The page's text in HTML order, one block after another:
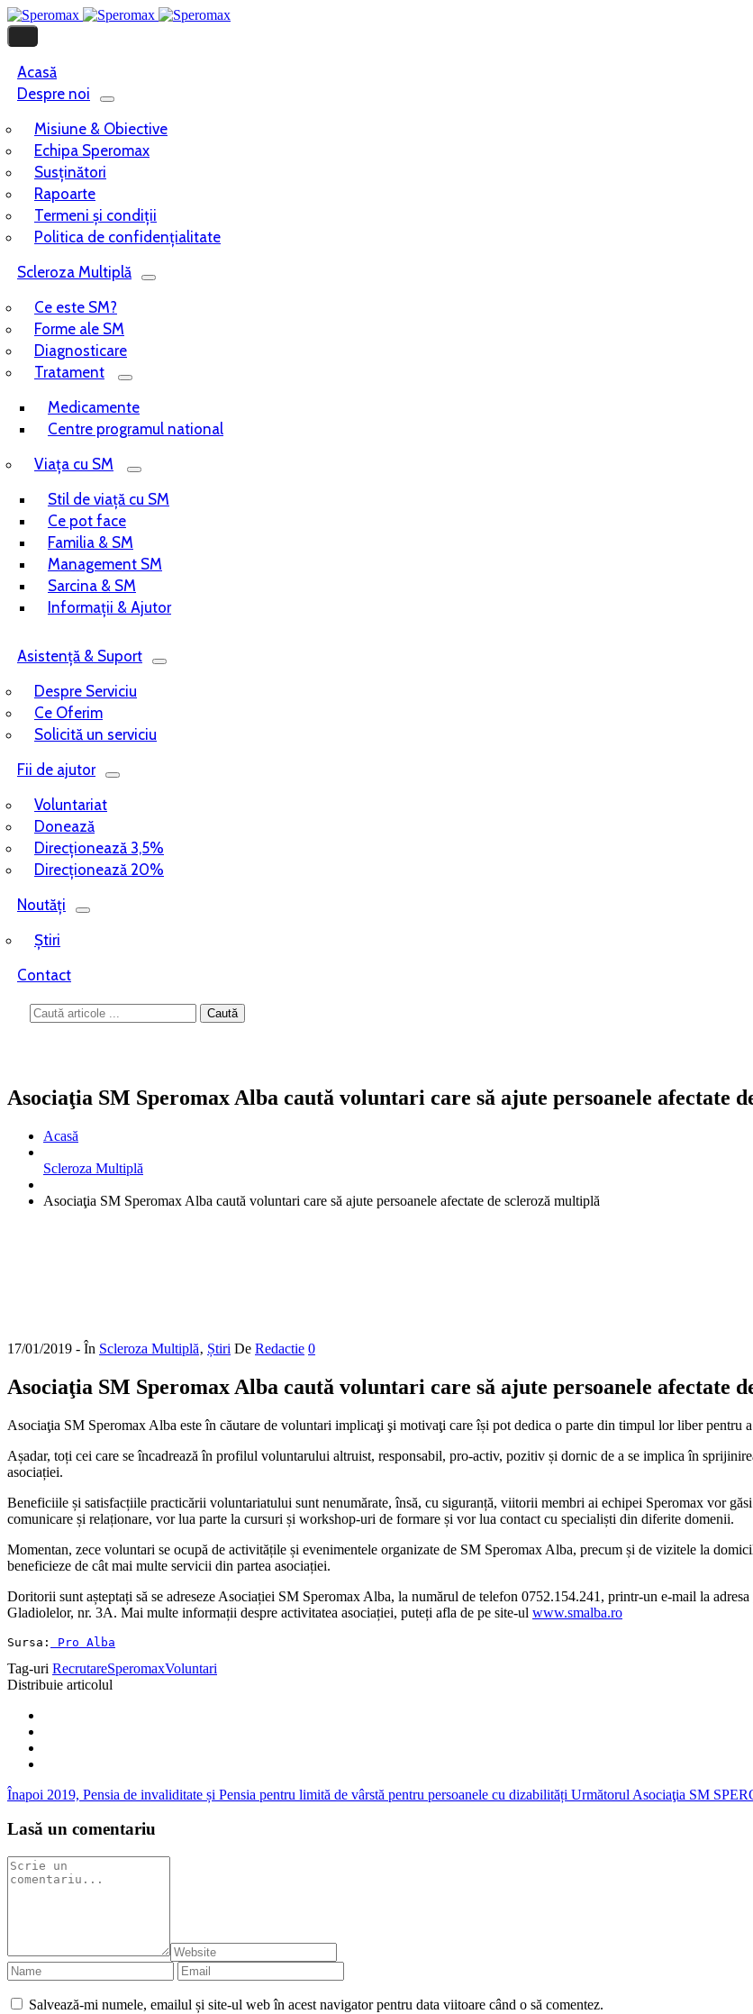
Acasă
Despre noi
Misiune & Obiective
Echipa Speromax
Susținători
Rapoarte
Termeni și condiții
Politica de confidențialitate
Scleroza Multiplă
Ce este SM?
Forme ale SM
Diagnosticare
Tratament
Medicamente
Centre programul national
Viața cu SM
Stil de viață cu SM
Ce pot face
Familia & SM
Management SM
Sarcina & SM
Informații & Ajutor
Asistență & Suport
Despre Serviciu
Ce Oferim
Solicită un serviciu
Fii de ajutor
Voluntariat
Donează
Direcționează 3,5%
Direcționează 20%
Noutăți
Știri
Contact
Asociaţia SM Speromax Alba caută voluntari care să ajute persoanele afectate
Acasă
Scleroza Multiplă
Asociaţia SM Speromax Alba caută voluntari care să ajute persoanele afectate de scleroză multiplă
17/01/2019 - În Scleroza Multiplă‚ Știri De Redactie 0
Asociaţia SM Speromax Alba caută voluntari care să ajute persoanele afectate
Asociaţia SM Speromax Alba este în căutare de voluntari implicaţi şi motivaţi care își pot dedica o parte din timpul lor liber pentru
Așadar, toți cei care se încadrează în profilul voluntarului altruist, responsabil, pro-activ, pozitiv și dornic de a se implica în
asociației.
Beneficiile și satisfacțiile practicării voluntariatului sunt nenumărate, însă, cu siguranță, viitorii membri ai echipei Speromax vor
comunicare și relaționare, vor lua parte la cursuri și workshop-uri de formare și vor lua contact cu specialiști din diferite domenii.
Momentan, zece voluntari se ocupă de activitățile și evenimentele organizate de SM Speromax Alba, precum și de vizitele la
beneficieze de cât mai multe servicii din partea asociației.
Doritorii sunt așteptați să se adreseze Asociației SM Speromax Alba, la numărul de telefon 0752.154.241, printr-un e-mail la adresa
Gladiolelor, nr. 3A. Mai multe informații despre activitatea asociației, puteți afla de pe site-ul www.smalba.ro
Sursa: Pro Alba
Tag-uri RecrutareSperomaxVoluntari
Distribuie articolul
Înapoi 2019, Pensia de invaliditate și Pensia pentru limită de vârstă pentru persoanele cu dizabilități Următorul Asociaţia SM
Lasă un comentariu
Salvează-mi numele, emailul și site-ul web în acest navigator pentru data viitoare când o să comentez.